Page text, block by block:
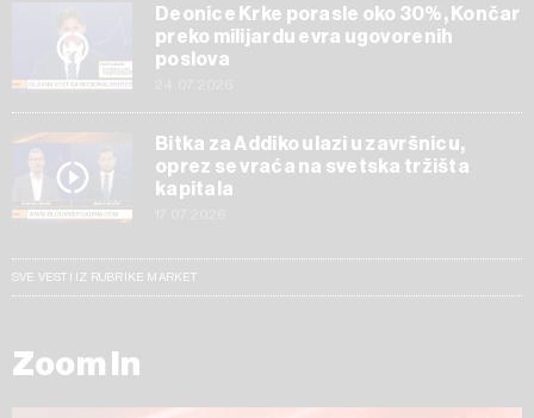
Deonice Krke porasle oko 30%, Končar
preko milijardu evra ugovorenih
poslova
Bitka za Addiko ulazi u završnicu,
oprez se vraća na svetska tržišta
kapitala
SVE VESTI IZ RUBRIKE MARKET
Zoom In